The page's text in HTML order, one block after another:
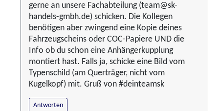
gerne an unsere Fachabteilung (team@sk-
handels-gmbh.de) schicken. Die Kollegen
benötigen aber zwingend eine Kopie deines
Fahrzeugscheins oder COC-Papiere UND die
Info ob du schon eine Anhängerkupplung
montiert hast. Falls ja, schicke eine Bild vom
Typenschild (am Querträger, nicht vom
Kugelkopf) mit. Gruß von #deinteamsk
Antworten